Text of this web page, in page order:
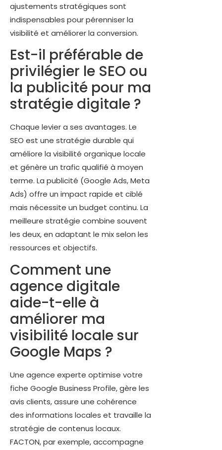
ajustements stratégiques sont
indispensables pour pérenniser la
visibilité et améliorer la conversion.
Est-il préférable de
privilégier le SEO ou
la publicité pour ma
stratégie digitale ?
Chaque levier a ses avantages. Le
SEO est une stratégie durable qui
améliore la visibilité organique locale
et génère un trafic qualifié à moyen
terme. La publicité (Google Ads, Meta
Ads) offre un impact rapide et ciblé
mais nécessite un budget continu. La
meilleure stratégie combine souvent
les deux, en adaptant le mix selon les
ressources et objectifs.
Comment une
agence digitale
aide-t-elle à
améliorer ma
visibilité locale sur
Google Maps ?
Une agence experte optimise votre
fiche Google Business Profile, gère les
avis clients, assure une cohérence
des informations locales et travaille la
stratégie de contenus locaux.
FACTON, par exemple, accompagne